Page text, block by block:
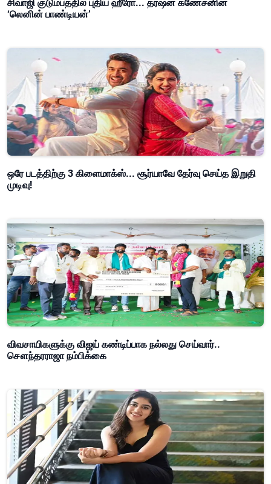
சிவாஜி குடும்பத்தில் புதிய ஹீரோ... தர்ஷன் கணேசனின்
‘லெனின் பாண்டியன்’
ஒரே படத்திற்கு 3 கிளைமாக்ஸ்... சூர்யாவே தேர்வு செய்த இறுதி
முடிவு!
விவசாயிகளுக்கு விஜய் கண்டிப்பாக நல்லது செய்வார்..
சௌந்தரராஜா நம்பிக்கை